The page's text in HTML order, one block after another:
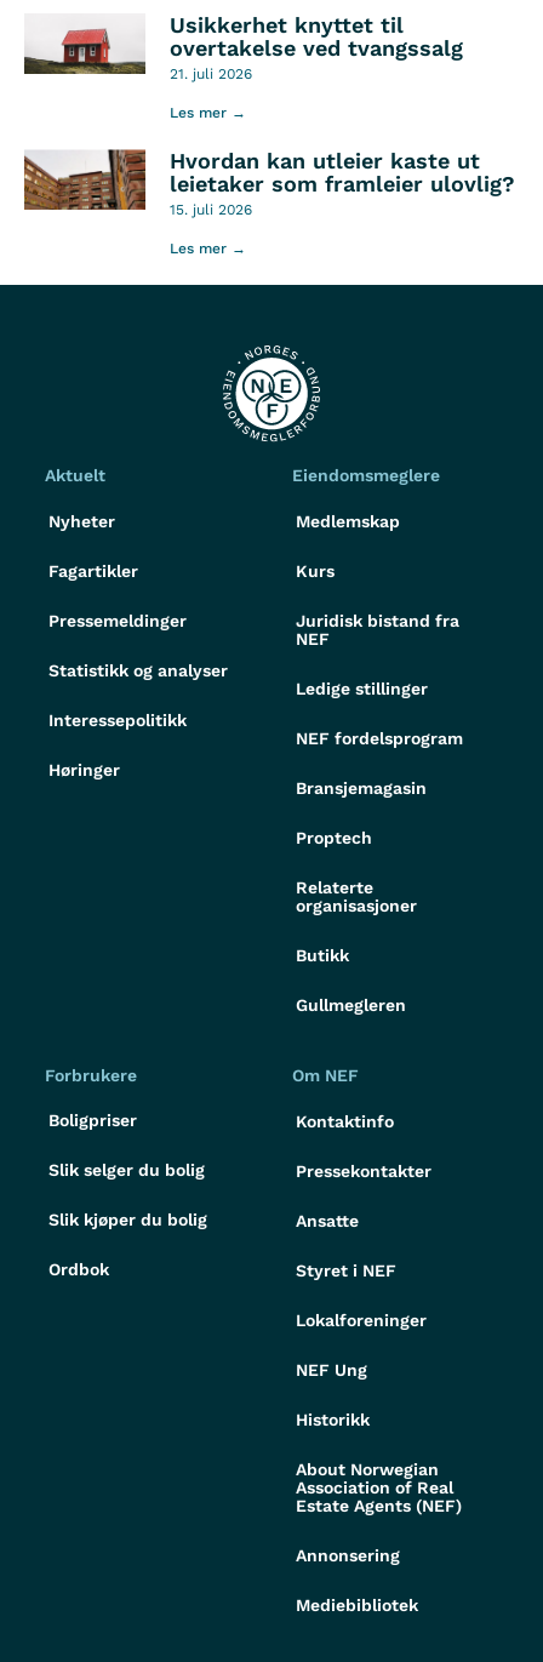
Usikkerhet knyttet til
overtakelse ved tvangssalg
21. juli 2026
Les mer →
Hvordan kan utleier kaste ut
leietaker som framleier ulovlig?
15. juli 2026
Les mer →
Aktuelt
Nyheter
Fagartikler
Pressemeldinger
Statistikk og analyser
Interessepolitikk
Høringer
Eiendomsmeglere
Medlemskap
Kurs
Juridisk bistand fra
NEF
Ledige stillinger
NEF fordelsprogram
Bransjemagasin
Proptech
Relaterte
organisasjoner
Butikk
Gullmegleren
Forbrukere
Boligpriser
Slik selger du bolig
Slik kjøper du bolig
Ordbok
Om NEF
Kontaktinfo
Pressekontakter
Ansatte
Styret i NEF
Lokalforeninger
NEF Ung
Historikk
About Norwegian
Association of Real
Estate Agents (NEF)
Annonsering
Mediebibliotek